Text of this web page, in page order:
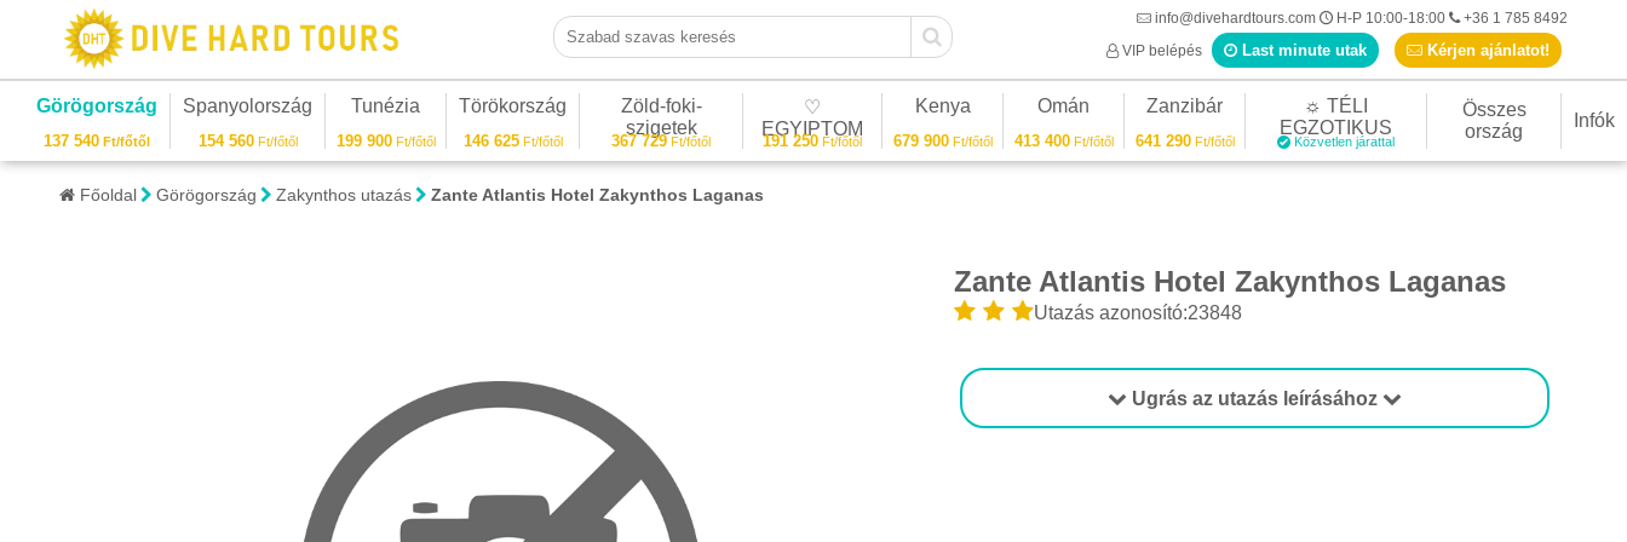
Szabad szavas keresés
info@divehardtours.com H-P 10:00-18:00
+36 1 785 8492
VIP belépés
Last minute utak Kérjen ajánlatot!
Görögország
137 540 Ft/főtől
Spanyolország
154 560Ft/főtől
Tunézia
199 900Ft/főtől
Törökország
146 625Ft/főtől
Zöld-foki-
szigetek
367 729 Ft/főtől
♡
EGYIPTOM
191 250 Ft/főtől
Kenya
679 900Ft/főtől
Omán
413 400Ft/főtől
Zanzibár
641 290Ft/főtől
☼ TÉLI
EGZOTIKUS
Közvetlen járattal
Összes
ország
Infók
Főoldal Görögország Zakynthos utazás Zante Atlantis Hotel Zakynthos Laganas
Zante Atlantis Hotel Zakynthos Laganas
Utazás azonosító:23848
Ugrás az utazás leírásához